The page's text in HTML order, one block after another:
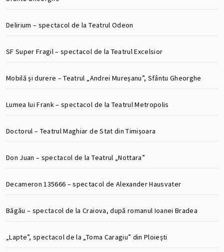
Delirium – spectacol de la Teatrul Odeon
SF Super Fragil – spectacol de la Teatrul Excelsior
Mobilă și durere – Teatrul „Andrei Mureșanu”, Sfântu Gheorghe
Lumea lui Frank – spectacol de la Teatrul Metropolis
Doctorul – Teatrul Maghiar de Stat din Timișoara
Don Juan – spectacol de la Teatrul „Nottara”
Decameron 135666 – spectacol de Alexander Hausvater
Băgău – spectacol de la Craiova, după romanul Ioanei Bradea
„Lapte”, spectacol de la „Toma Caragiu” din Ploiești